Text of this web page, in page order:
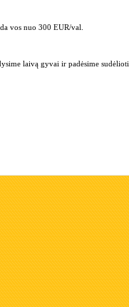
vos nuo 300 EUR/val.
laivą gyvai ir padėsime sudėlioti